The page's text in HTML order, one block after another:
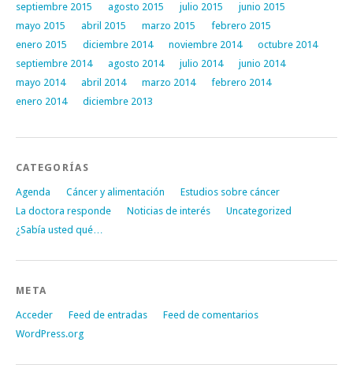
septiembre 2015
agosto 2015 julio 2015
junio 2015
mayo 2015
abril 2015 marzo 2015
febrero 2015
enero 2015
diciembre 2014 noviembre 2014
octubre 2014
septiembre 2014
agosto 2014 julio 2014
junio 2014
mayo 2014
abril 2014 marzo 2014
febrero 2014
enero 2014
diciembre 2013
CATEGORÍAS
Agenda Cáncer y alimentación
Estudios sobre cáncer
La doctora responde
Noticias de interés
Uncategorized
¿Sabía usted qué…
META
Acceder Feed de entradas
Feed de comentarios
WordPress.org